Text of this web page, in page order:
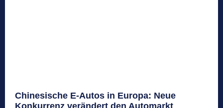
Chinesische E-Autos in Europa: Neue